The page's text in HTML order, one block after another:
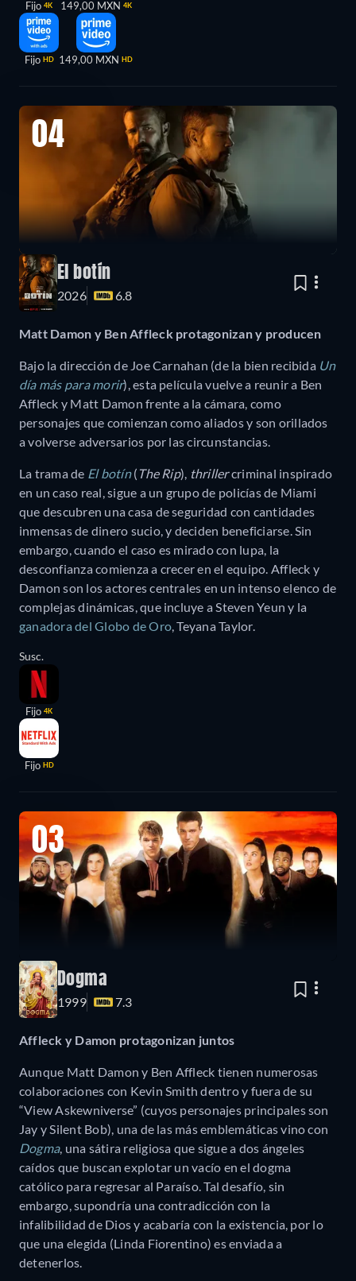
Fijo 4K
Fijo HD
149,00 MXN 4K
149,00 MXN HD
04
El botín
2026 6.8
Matt Damon y Ben Affleck protagonizan y producen
Bajo la dirección de Joe Carnahan (de la bien recibida Un
día más para morir), esta película vuelve a reunir a Ben
Affleck y Matt Damon frente a la cámara, como
personajes que comienzan como aliados y son orillados
a volverse adversarios por las circunstancias.
La trama de El botín( The Rip), thrillercriminal inspirado
en un caso real, sigue a un grupo de policías de Miami
que descubren una casa de seguridad con cantidades
inmensas de dinero sucio, y deciden beneficiarse. Sin
embargo, cuando el caso es mirado con lupa, la
desconfianza comienza a crecer en el equipo. Affleck y
Damon son los actores centrales en un intenso elenco de
complejas dinámicas, que incluye a Steven Yeun y la
ganadora del Globo de Oro, Teyana Taylor.
Susc.
Fijo 4K
Fijo HD
03
Dogma
1999 7.3
Affleck y Damon protagonizan juntos
Aunque Matt Damon y Ben Affleck tienen numerosas
colaboraciones con Kevin Smith dentro y fuera de su
“View Askewniverse” (cuyos personajes principales son
Jay y Silent Bob), una de las más emblemáticas vino con
Dogma, una sátira religiosa que sigue a dos ángeles
caídos que buscan explotar un vacío en el dogma
católico para regresar al Paraíso. Tal desafío, sin
embargo, supondría una contradicción con la
infalibilidad de Dios y acabaría con la existencia, por lo
que una elegida (Linda Fiorentino) es enviada a
detenerlos.